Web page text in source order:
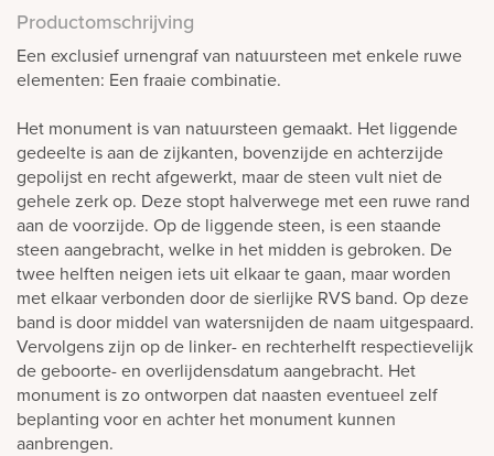
Productomschrijving
Een exclusief urnengraf van natuursteen met enkele ruwe
elementen: Een fraaie combinatie.
Het monument is van natuursteen gemaakt. Het liggende
gedeelte is aan de zijkanten, bovenzijde en achterzijde
gepolijst en recht afgewerkt, maar de steen vult niet de
gehele zerk op. Deze stopt halverwege met een ruwe rand
aan de voorzijde. Op de liggende steen, is een staande
steen aangebracht, welke in het midden is gebroken. De
twee helften neigen iets uit elkaar te gaan, maar worden
met elkaar verbonden door de sierlijke RVS band. Op deze
band is door middel van watersnijden de naam uitgespaard.
Vervolgens zijn op de linker- en rechterhelft respectievelijk
de geboorte- en overlijdensdatum aangebracht. Het
monument is zo ontworpen dat naasten eventueel zelf
beplanting voor en achter het monument kunnen
aanbrengen.